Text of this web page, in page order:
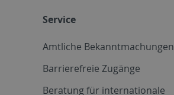
Service
Amtliche Bekanntmachungen
Barrierefreie Zugänge
Beratung für internationale